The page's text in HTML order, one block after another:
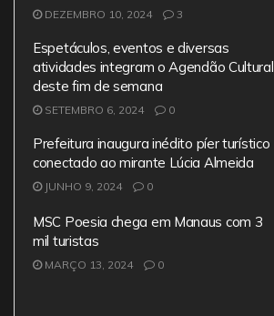
DEZEMBRO 10, 2024 3
Espetáculos, eventos e diversas
atividades integram o Agendão Cultural
deste fim de semana
SETEMBRO 6, 2024 0
Prefeitura inaugura inédito píer turístico
conectado ao mirante Lúcia Almeida
JUNHO 9, 2024 0
MSC Poesia chega em Manaus com 3
mil turistas
MARÇO 13, 2024 0